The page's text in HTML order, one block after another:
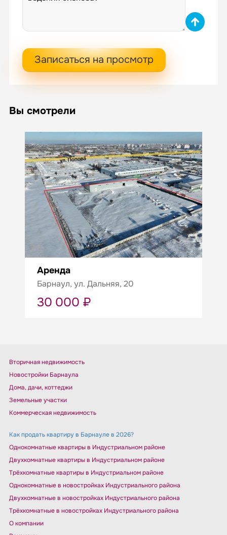
Записаться на просмотр
Вы смотрели
Аренда
Барнаул, ул. Дальняя, 20
30 000 ₽
Вторичная недвижимость
Новостройки Барнаула
Дома, дачи, коттеджи
Земельные участки
Коммерческая недвижимость
Как продать квартиру в Барнауле в 2026?
Однокомнатные квартиры в Индустриальном районе
Двухкомнатные квартиры в Индустриальном районе
Трёхкомнатные квартиры в Индустриальном районе
Однокомнатные в новостройках Индустриального района
Двухкомнатные в новостройках Индустриального района
Трёхкомнатные в новостройках Индустриального района
О компании